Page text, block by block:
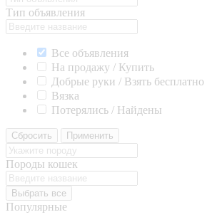
Тип объявления
Все объявления
На продажу / Купить
Добрые руки / Взять бесплатно
Вязка
Потерялись / Найдены
Сбросить Применить
Породы кошек
Выбрать все
Популярные